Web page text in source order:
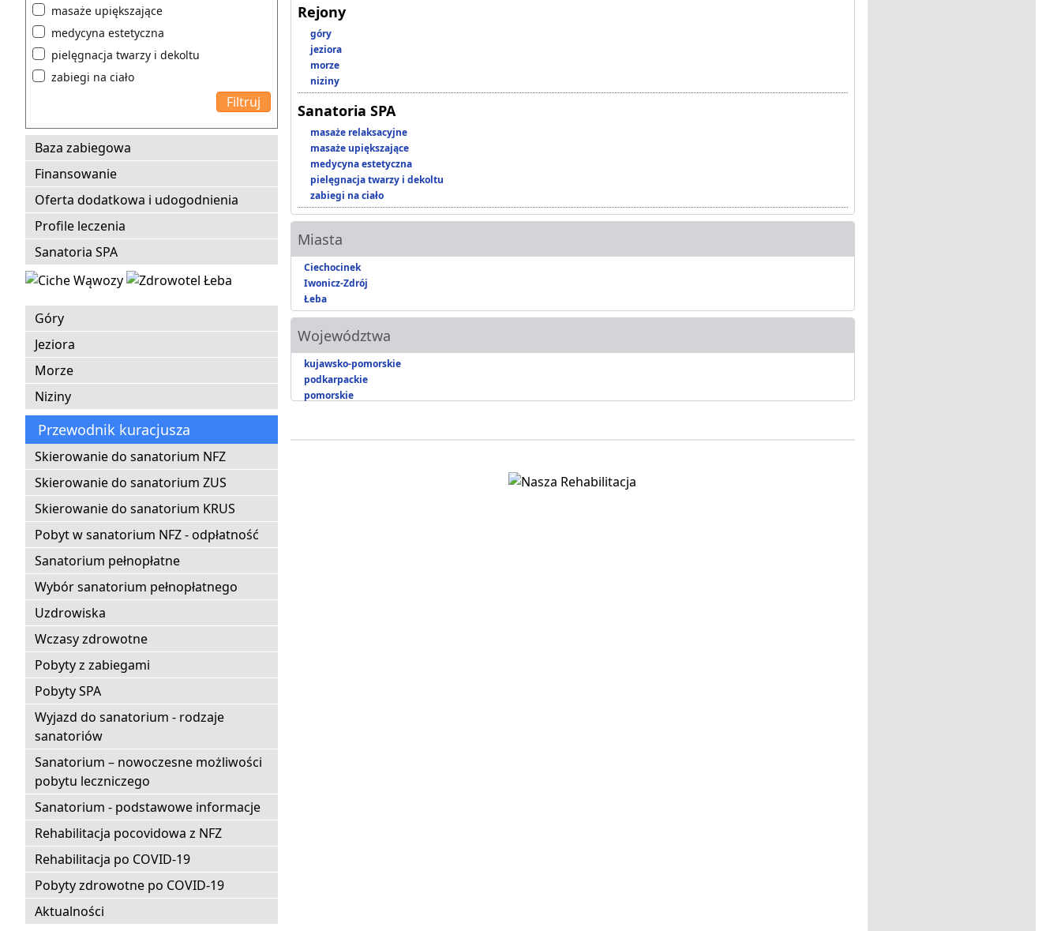
masaże upiększające
medycyna estetyczna
pielęgnacja twarzy i dekoltu
zabiegi na ciało
Baza zabiegowa
Finansowanie
Oferta dodatkowa i udogodnienia
Profile leczenia
Sanatoria SPA
Góry
Jeziora
Morze
Niziny
Przewodnik kuracjusza
Skierowanie do sanatorium NFZ
Skierowanie do sanatorium ZUS
Skierowanie do sanatorium KRUS
Pobyt w sanatorium NFZ - odpłatność
Sanatorium pełnopłatne
Wybór sanatorium pełnopłatnego
Uzdrowiska
Wczasy zdrowotne
Pobyty z zabiegami
Pobyty SPA
Wyjazd do sanatorium - rodzaje
sanatoriów
Sanatorium – nowoczesne możliwości
pobytu leczniczego
Sanatorium - podstawowe informacje
Rehabilitacja pocovidowa z NFZ
Rehabilitacja po COVID-19
Pobyty zdrowotne po COVID-19
Aktualności
Rejony
góry
jeziora
morze
niziny
Sanatoria SPA
masaże relaksacyjne
masaże upiększające
medycyna estetyczna
pielęgnacja twarzy i dekoltu
zabiegi na ciało
Miasta
Ciechocinek
Iwonicz-Zdrój
Łeba
Województwa
kujawsko-pomorskie
podkarpackie
pomorskie